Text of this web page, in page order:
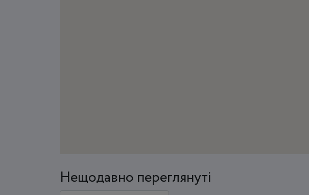
Нещодавно переглянуті